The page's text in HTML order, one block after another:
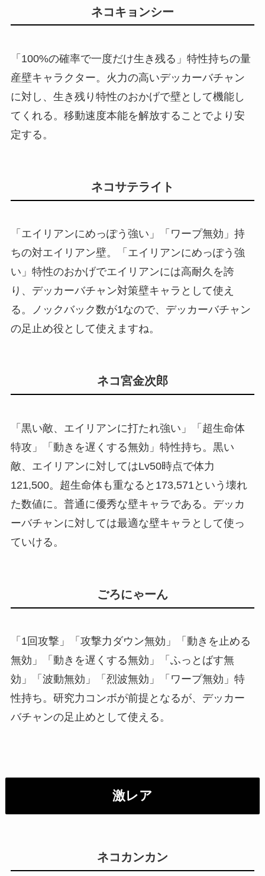
ネコキョンシー
「100%の確率で一度だけ生き残る」特性持ちの量
産壁キャラクター。火力の高いデッカーバチャン
に対し、生き残り特性のおかげで壁として機能し
てくれる。移動速度本能を解放することでより安
定する。
ネコサテライト
「エイリアンにめっぽう強い」「ワープ無効」持
ちの対エイリアン壁。「エイリアンにめっぽう強
い」特性のおかげでエイリアンには高耐久を誇
り、デッカーバチャン対策壁キャラとして使え
る。ノックバック数が1なので、デッカーバチャン
の足止め役として使えますね。
ネコ宮金次郎
「黒い敵、エイリアンに打たれ強い」「超生命体
特攻」「動きを遅くする無効」特性持ち。黒い
敵、エイリアンに対してはLv50時点で体力
121,500。超生命体も重なると173,571という壊れ
た数値に。普通に優秀な壁キャラである。デッカ
ーバチャンに対しては最適な壁キャラとして使っ
ていける。
ごろにゃーん
「1回攻撃」「攻撃力ダウン無効」「動きを止める
無効」「動きを遅くする無効」「ふっとばす無
効」「波動無効」「烈波無効」「ワープ無効」特
性持ち。研究力コンボが前提となるが、デッカー
バチャンの足止めとして使える。
激レア
ネコカンカン